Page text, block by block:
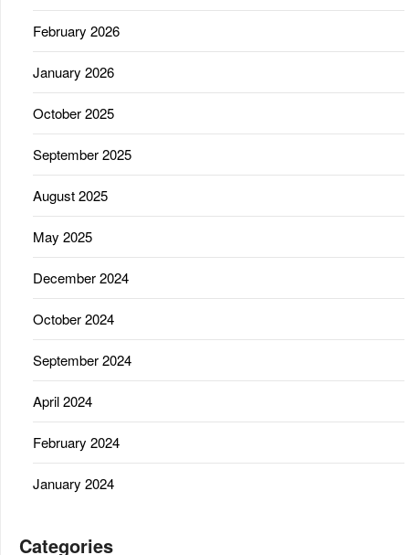
February 2026
January 2026
October 2025
September 2025
August 2025
May 2025
December 2024
October 2024
September 2024
April 2024
February 2024
January 2024
Categories